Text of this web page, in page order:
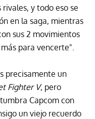
y todo eso se
en la saga, mientras
sus 2 movimientos
para vencerte".
precisamente un
Fighter V, pero
Capcom con
un viejo recuerdo